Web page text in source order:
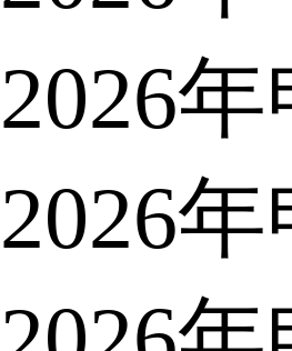
2026
2026